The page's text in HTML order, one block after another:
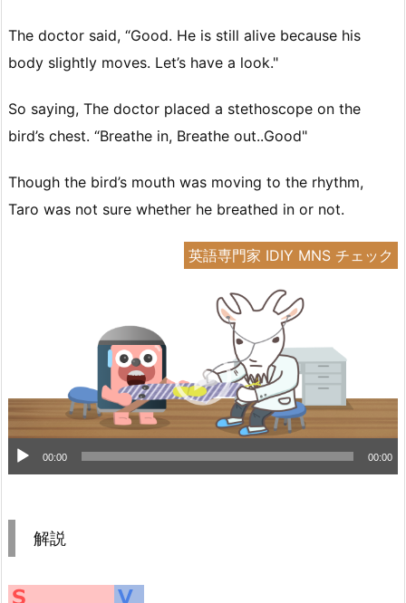
The doctor said, “Good. He is still alive because his
body slightly moves. Let’s have a look."
So saying, The doctor placed a stethoscope on the
bird’s chest. “Breathe in, Breathe out..Good"
Though the bird’s mouth was moving to the rhythm,
Taro was not sure whether he breathed in or not.
英語専門家 IDIY MNS チェック
音
声
ー
ヤ
00:00 00:00
解説